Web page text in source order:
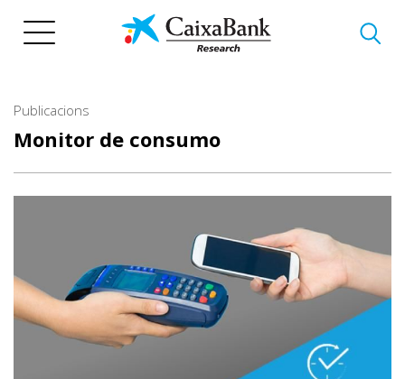
Publicacions
Monitor de consumo